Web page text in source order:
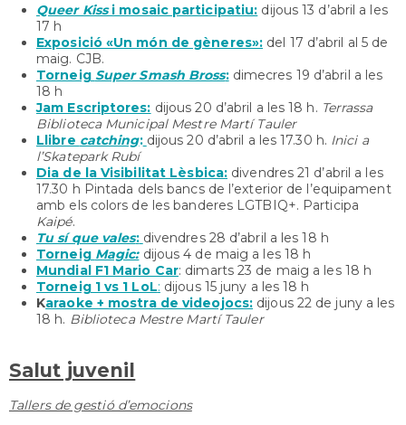
Queer Kissi mosaic participatiu: dijous 13 d’abril a les
17 h
Exposició «Un món de gèneres»: del 17 d’abril al 5 de
maig. CJB.
Torneig Super Smash Bross:dimecres 19 d’abril a les
18 h
Jam Escriptores: dijous 20 d’abril a les 18 h. Terrassa
Biblioteca Municipal Mestre Martí Tauler
Llibre catching: dijous 20 d’abril a les 17.30 h. Inici a
l’Skatepark Rubí
Dia de la Visibilitat Lèsbica: divendres 21 d’abril a les
17.30 h Pintada dels bancs de l’exterior de l’equipament
amb els colors de les banderes LGTBIQ+. Participa
Kaipé.
Tu sí que vales: divendres 28 d’abril a les 18 h
Torneig Magic:dijous 4 de maig a les 18 h
Mundial F1 Mario Car: dimarts 23 de maig a les 18 h
Torneig 1 vs 1 LoL: dijous 15 juny a les 18 h
Karaoke + mostra de videojocs: dijous 22 de juny a les
18 h. Biblioteca Mestre Martí Tauler
Salut juvenil
Tallers de gestió d’emocions